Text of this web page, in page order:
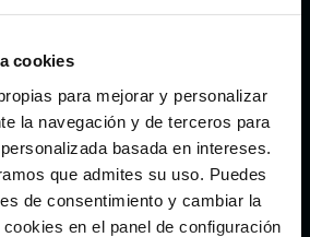
cookies
para mejorar y personalizar
la navegación y de terceros para
basada en intereses.
que admites su uso. Puedes
de consentimiento y cambiar la
en el panel de configuración